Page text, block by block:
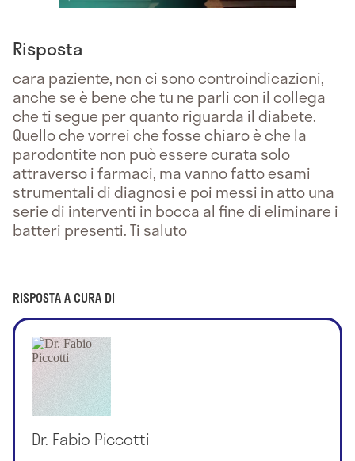
Risposta
cara paziente, non ci sono controindicazioni,
anche se è bene che tu ne parli con il collega
che ti segue per quanto riguarda il diabete.
Quello che vorrei che fosse chiaro è che la
parodontite non può essere curata solo
attraverso i farmaci, ma vanno fatto esami
strumentali di diagnosi e poi messi in atto una
serie di interventi in bocca al fine di eliminare i
batteri presenti. Ti saluto
RISPOSTA A CURA DI
Dr. Fabio Piccotti